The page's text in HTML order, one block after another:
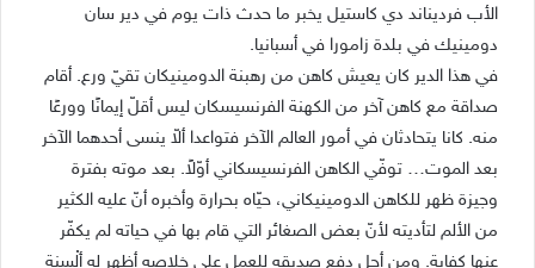
الأب فرديناند دي كاستيل يخبر ما حدث ذات يوم في دير سان
دومينيك في بلدة زامورا في أسبانيا.
في هذا الدير كان يعيش كاهن من رهبنة الدومينيكان تقيّ ورع. أقام
صداقة مع كاهن آخر من الكهنة الفرنسيسكان ليس أقلّ إيمانًا وورعًا
منه. كانا يتحادثان في أمور العالم الآخر فتواعدا ألاّ ينسى أحدهما الآخر
بعد الموت… توفّي الكاهن الفرنسيسكاني أوّلاً. بعد موته بفترة
وجيزة ظهر للكاهن الدومينيكاني، حيّاه بحرارة وأخبره أنّ عليه الكثير
من الألم لتأديته لأنّ بعض الصغائر التي قام بها في حياته لم يكفّر
عنها كفاية. ومن أجل دفع صديقه للعمل على خلاصه أظهر له ألْسِنة